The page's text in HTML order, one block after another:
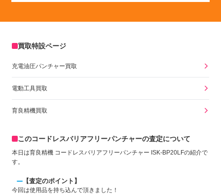
買取特設ページ
充電油圧パンチャー買取
電動工具買取
育良精機買取
このコードレスバリアフリーパンチャーの査定について
本日は育良精機 コードレスバリアフリーパンチャー ISK-BP20LFの紹介で
す。
【査定のポイント】
今回は使用品を持ち込んで頂きました！